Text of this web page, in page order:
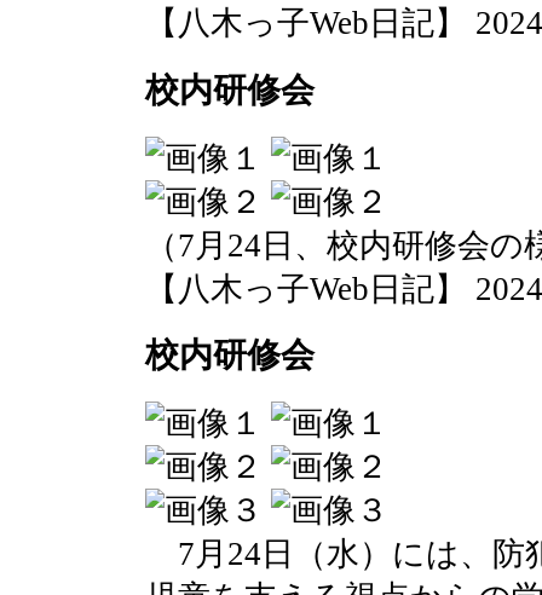
【八木っ子Web日記】
校内研修会
（7月24日、校内研修会の
【八木っ子Web日記】
校内研修会
7月24日（水）には、防